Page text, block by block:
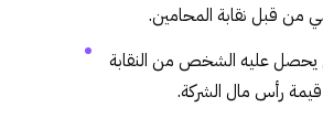
قبل نقابة المحامين.
يحصل عليه الشخص من النقابة